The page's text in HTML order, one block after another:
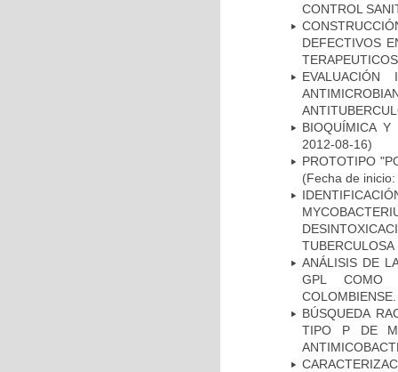
CONTROL
DEFECTIVOS
BIOQUÍMICA Y
2012-08-16)
PROTOTIPO
(Fecha de
TUBERCULOSA
ANÁLISIS DE
GPL COMO
COLOMBIENSE.
BÚSQUEDA
TIPO P DE